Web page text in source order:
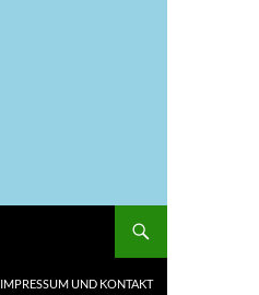
IMPRESSUM UND KONTAKT